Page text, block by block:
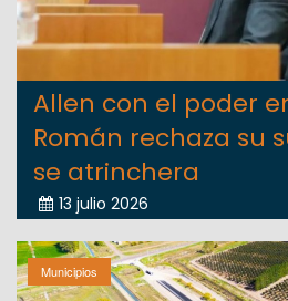
Allen con el poder
Román rechaza su
se atrinchera
13 julio 2026
Municipios